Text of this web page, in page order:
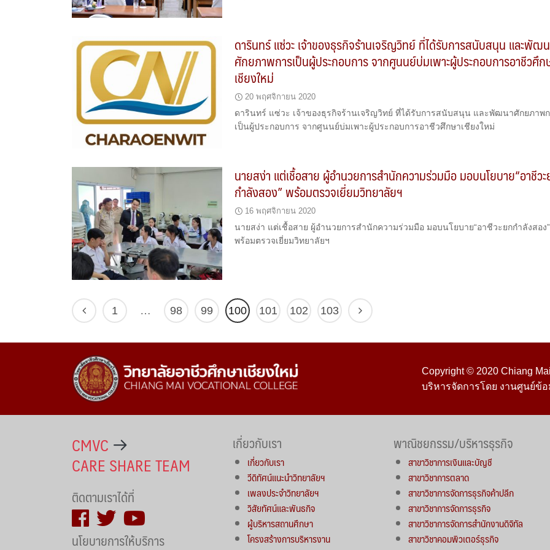
ดารินทร์ แซ่วะ เจ้าของธุรกิจร้านเจริญวิทย์ ที่ได้รับการสนับสนุน และพัฒ
ศักยภาพการเป็นผู้ประกอบการ จากศูนนย์บ่มเพาะผู้ประกอบการอาชีวศึก
เชียงใหม่
20 พฤศจิกายน 2020
ดารินทร์ แซ่วะ เจ้าของธุรกิจร้านเจริญวิทย์ ที่ได้รับการสนับสนุน และพัฒนาศักยภาพ
เป็นผู้ประกอบการ จากศูนนย์บ่มเพาะผู้ประกอบการอาชีวศึกษาเชียงใหม่
นายสง่า แต่เชื้อสาย ผู้อำนวยการสำนักความร่วมมือ มอบนโยบาย“อาชีว
กำลังสอง” พร้อมตรวจเยี่ยมวิทยาลัยฯ
16 พฤศจิกายน 2020
นายสง่า แต่เชื้อสาย ผู้อำนวยการสำนักความร่วมมือ มอบนโยบาย“อาชีวะยกกำลังสอง”
พร้อมตรวจเยี่ยมวิทยาลัยฯ
1 … 98 99 100 101 102 103
Copyright © 2020 Chiang
บริหารจัดการโดย งานศูนย์ข้
CMVC
CARE SHARE TEAM
ติดตามเราได้ที่
นโยบายการให้บริการ
เกี่ยวกับเรา
เกี่ยวกับเรา
วีดิทัศน์แนะนำวิทยาลัยฯ
เพลงประจำวิทยาลัยฯ
วิสัยทัศน์และพันธกิจ
ผู้บริหารสถานศึกษา
โครงสร้างการบริหารงาน
พาณิชยกรรม/บริหารธุรกิจ
สาขาวิชาการเงินและบัญชี
สาขาวิชาการตลาด
สาขาวิชาการจัดการธุรกิจค้าปลีก
สาขาวิชาการจัดการธุรกิจ
สาขาวิชาการจัดการสำนักงานดิจิทัล
สาขาวิชาคอมพิวเตอร์ธุรกิจ